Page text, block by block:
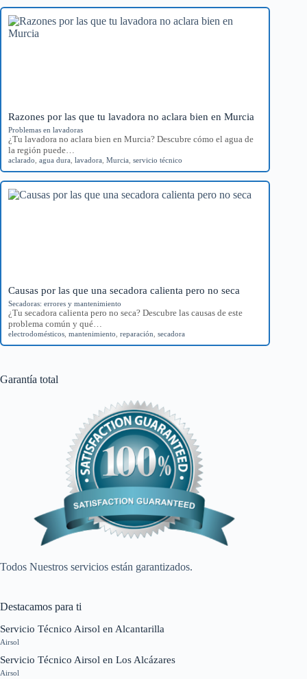
Razones por las que tu lavadora no aclara bien en Murcia
Problemas en lavadoras
¿Tu lavadora no aclara bien en Murcia? Descubre cómo el agua de
la región puede…
aclarado agua dura lavadora Murcia servicio técnico
Causas por las que una secadora calienta pero no seca
Secadoras: errores y mantenimiento
¿Tu secadora calienta pero no seca? Descubre las causas de este
problema común y qué…
electrodomésticos mantenimiento reparación secadora
Garantía total
Todos Nuestros servicios están garantizados.
Destacamos para ti
Servicio Técnico Airsol en Alcantarilla
Airsol
Servicio Técnico Airsol en Los Alcázares
Airsol